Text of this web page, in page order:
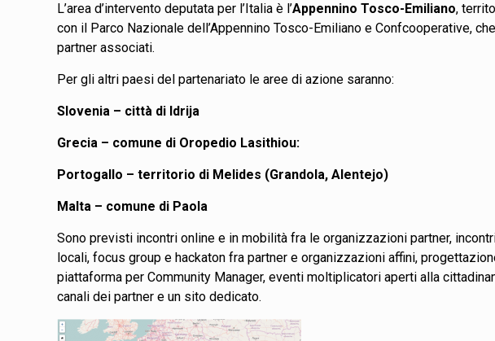
L’area d’intervento deputata per l’Italia è l’Appennino Tosco-Emiliano,
con il Parco Nazionale dell’Appennino Tosco-Emiliano e Confcooperative,
partner associati.
Per gli altri paesi del partenariato le aree di azione saranno:
Slovenia – città di Idrija
Grecia – comune di Oropedio Lasithiou:
Portogallo – territorio di Melides (Grandola, Alentejo)
Malta – comune di Paola
Sono previsti incontri online e in mobilità fra le organizzazioni partner,
locali, focus group e hackaton fra partner e organizzazioni affini,
piattaforma per Community Manager, eventi moltiplicatori aperti alla
canali dei partner e un sito dedicato.